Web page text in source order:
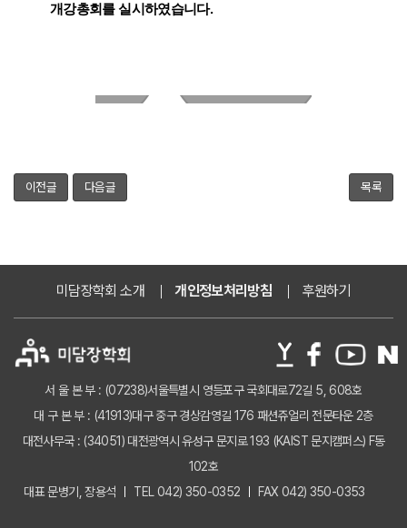
개강총회를 실시하였습니다.
이전글 다음글 목록
미담장학회 소개 개인정보처리방침 후원하기
서 울 본 부 : (07238)서울특별시 영등포구 국회대로72길 5, 608호
대 구 본 부 : (41913)대구 중구 경상감영길 176 패션쥬얼리 전문타운 2층
대전사무국 : (34051) 대전광역시 유성구 문지로 193 (KAIST 문지캠퍼스) F동
102호
대표 문병기, 장용석
TEL 042) 350-0352 FAX 042) 350-0353